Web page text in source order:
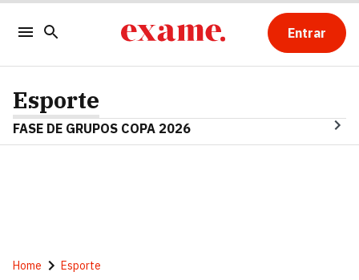
Entrar
Esporte
FASE DE GRUPOS COPA 2026
Home Esporte